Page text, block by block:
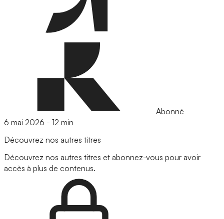
Abonné
6 mai 2026 - 12 min
Découvrez nos autres titres
Découvrez nos autres titres et abonnez-vous pour avoir
accès à plus de contenus.